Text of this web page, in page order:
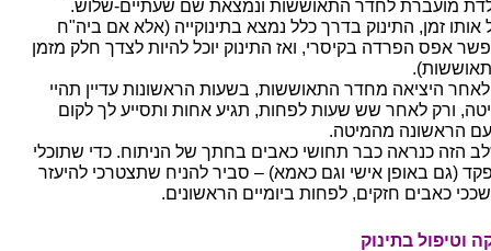
מועברת לחדר התאוששות ונמצאת שם שעתיים-שלוש.
אותו זמן, התינוק בדרך כלל נמצא בתינוקייה (אלא אם ביה"ח
אפס הפרדה בקיסרי, ואז התינוק יוכל להיות לצדך חלק מזמן
היציאה מחדר התאוששות, בשעות הראשונות עדיין תהיי
ורק לאחר שש שעות לפחות, תגיע אחות ותסייע לך לקום
הראשונה מהמיטה.
הזה כנראה כבר תחושי כאבים בחתך של הניתוח. כדי שתוכלי
(גם באופן אישי וגם כאמא) – סביר להניח שתצטרכי להיעזר
כאבים חזקים, לפחות ביומיים הראשונים.
וטיפול בתינוק